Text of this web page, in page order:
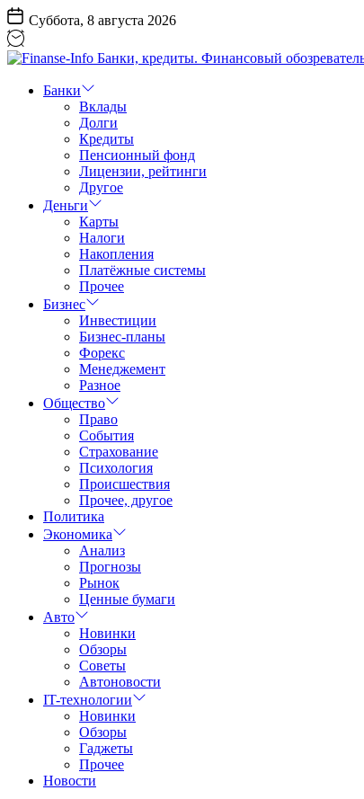
Перейти
к
содержанию
Суббота, 8 августа 2026
Info
Финансовый
обозреватель
Банки
Вклады
Долги
Кредиты
Пенсионный фонд
Лицензии, рейтинги
Другое
Деньги
Карты
Налоги
Накопления
Платёжные системы
Прочее
Бизнес
Инвестиции
Бизнес-планы
Форекс
Менеджемент
Разное
Общество
Право
События
Страхование
Психология
Происшествия
Прочее, другое
Политика
Экономика
Анализ
Прогнозы
Рынок
Ценные бумаги
Авто
Новинки
Обзоры
Советы
Автоновости
IT-технологии
Новинки
Обзоры
Гаджеты
Прочее
Новости